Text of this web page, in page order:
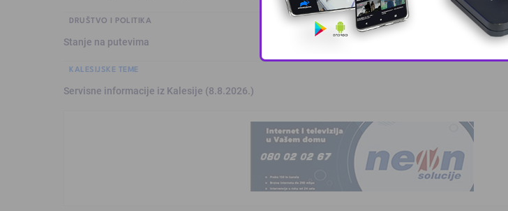
DRUŠTVO I POLITIKA
Stanje na putevima
KALESIJSKE TEME
Servisne informacije iz Kalesije (8.8.2026.)